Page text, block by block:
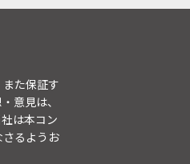
た保証す
意見は、
は本コン
るようお